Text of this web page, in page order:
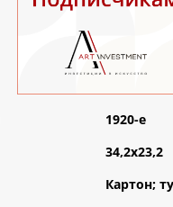
1920-е
34,2х23,2
Картон;